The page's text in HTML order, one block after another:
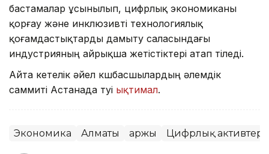
бастамалар ұсынылып, цифрлық экономиканы
қорғау және инклюзивті технологиялық
қоғамдастықтарды дамыту саласындағы
индустрияның айрықша жетістіктері атап өтіледі.
Айта кетелік әйел көшбасшылардың әлемдік
саммиті Астанада өтуі ықтимал.
Экономика Алматы Қаржы Цифрлық активтер